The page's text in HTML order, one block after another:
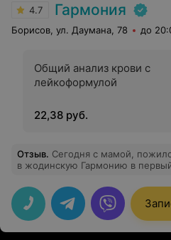
4.7 Гармония
Борисов, ул. Даумана, 78 до
Общий анализ крови с
лейкоформулой
22,38 руб.
Отзыв. Сегодня с мамой,
в жодинскую Гармонию в
обратиться впервые. Приятно удивило все: бесплатные
бахилы, вода в холле,
дежурным, совсем молодым
тоже оказалась очень
на узи. Врач узи Ленковец оказалась не очень